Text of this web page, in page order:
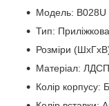
Модель: B028U
Тип:
Розміри
Матеріал:
Колір корпусу: